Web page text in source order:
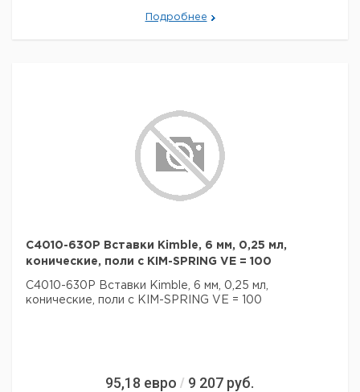
Подробнее
C4010-630P Вставки Kimble, 6 мм, 0,25 мл,
конические, поли с KIM-SPRING VE = 100
C4010-630P Вставки Kimble, 6 мм, 0,25 мл,
конические, поли с KIM-SPRING VE = 100
95,18 евро / 9 207 руб.